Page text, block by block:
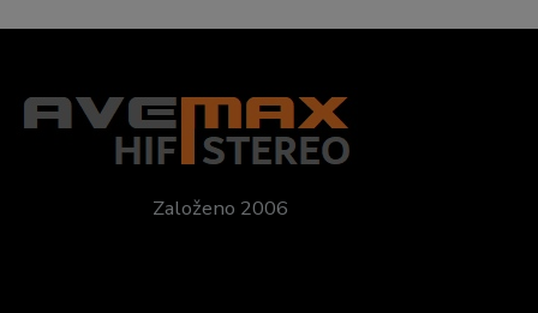
Založeno 2006